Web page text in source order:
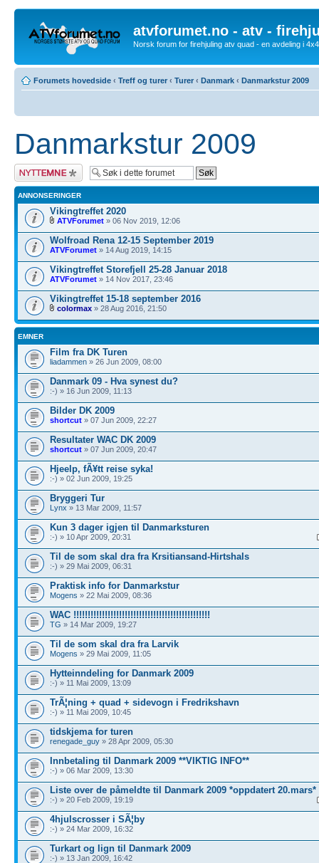
atvforumet.no - atv -
Norsk forum for firehjuling atv quad - en avdeling i
Forumets hovedside ‹ Treff og turer ‹ Turer ‹ Danmark ‹ Danmarkstur 2009
Danmarkstur 2009
Legg inn et nytt
emne
ANNONSERINGER
Vikingtreffet 2020
ATVForumet » 06 Nov 2019, 12:06
Wolfroad Rena 12-15 September 2019
ATVForumet » 14 Aug 2019, 14:15
Vikingtreffet Storefjell 25-28 Januar 2018
ATVForumet » 14 Nov 2017, 23:46
Vikingtreffet 15-18 september 2016
colormax » 28 Aug 2016, 21:50
EMNER
Film fra DK Turen
liadammen » 26 Jun 2009, 08:00
Danmark 09 - Hva synest du?
:-) » 16 Jun 2009, 11:13
Bilder DK 2009
shortcut » 07 Jun 2009, 22:27
Resultater WAC DK 2009
shortcut » 07 Jun 2009, 20:47
Hjeelp, fÃ¥tt reise syka!
:-) » 02 Jun 2009, 19:25
Bryggeri Tur
Lynx » 13 Mar 2009, 11:57
Kun 3 dager igjen til Danmarksturen
:-) » 10 Apr 2009, 20:31
Til de som skal dra fra Krsitiansand-Hirtshals
:-) » 29 Mai 2009, 06:31
Praktisk info for Danmarkstur
Mogens » 22 Mai 2009, 08:36
WAC !!!!!!!!!!!!!!!!!!!!!!!!!!!!!!!!!!!!!!!!!!!!!!!!
TG » 14 Mar 2009, 19:27
Til de som skal dra fra Larvik
Mogens » 29 Mai 2009, 11:05
Hytteinndeling for Danmark 2009
:-) » 11 Mai 2009, 13:09
TrÃ¦ning + quad + sidevogn i Fredrikshavn
:-) » 11 Mai 2009, 10:45
tidskjema for turen
renegade_guy » 28 Apr 2009, 05:30
Innbetaling til Danmark 2009 **VIKTIG INFO**
:-) » 06 Mar 2009, 13:30
Liste over de påmeldte til Danmark 2009 *oppdatert 20.mars*
:-) » 20 Feb 2009, 19:19
4hjulscrosser i SÃ¦by
:-) » 24 Mar 2009, 16:32
Turkart og lign til Danmark 2009
:-) » 13 Jan 2009, 16:42